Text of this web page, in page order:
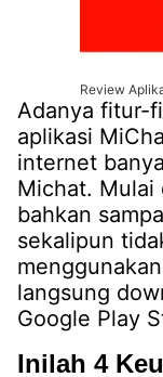
Review
Adanya fitur-
aplikasi
internet
Michat. Mulai
bahkan
sekalipun
langsung
Google Play
Inilah 4